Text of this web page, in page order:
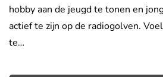
hobby aan de jeugd te tonen en
actief te zijn op de radiogolven.
te…